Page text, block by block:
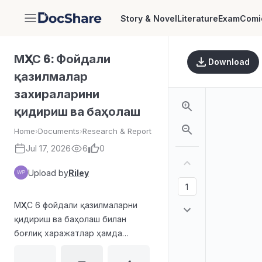
DocShare Story & NovelLiteratureExam
МҲХС 6: Фойдали
қазилмалар
захираларини
қидириш ва баҳолаш
Home›Documents›Research & Report
Jul 17, 2026 6 0
Upload byRiley
МҲХС 6 фойдали қазилмаларни
қидириш ва баҳолаш билан
боғлиқ харажатлар ҳамда
Download